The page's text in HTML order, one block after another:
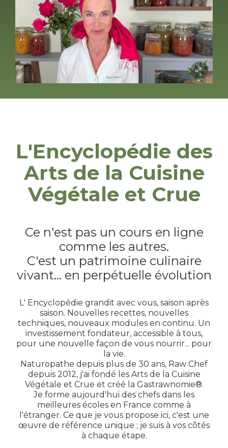
L'Encyclopédie des
Arts de la Cuisine
Végétale et Crue
Ce n'est pas un cours en ligne
comme les autres.
C'est un patrimoine culinaire
vivant... en perpétuelle évolution
L' Encyclopédie grandit avec vous, saison après
saison. Nouvelles recettes, nouvelles
techniques, nouveaux modules en continu. Un
investissement fondateur, accessible à tous,
pour une nouvelle façon de vous nourrir... pour
la vie.
Naturopathe depuis plus de 30 ans, Raw Chef
depuis 2012, j'ai fondé les Arts de la Cuisine
Végétale et Crue et créé la Gastrawnomie®.
Je forme aujourd'hui des chefs dans les
meilleures écoles en France comme à
l'étranger. Ce que je vous propose ici, c'est une
œuvre de référence unique ; je suis à vos côtés
à chaque étape.